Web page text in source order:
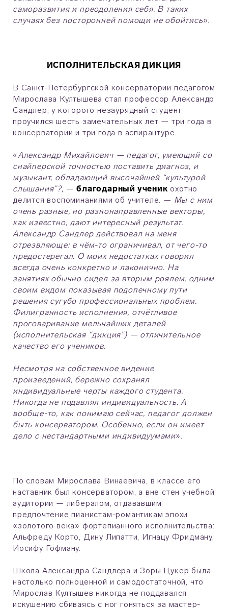
саморазвития и преодоления себя. В таких
случаях без посторонней помощи не обойтись».
ИСПОЛНИТЕЛЬСКАЯ ДИКЦИЯ
В Санкт-Петербургской консерватории педагогом
Мирослава Култышева стал профессор Александр
Сандлер, у которого незаурядный студент
проучился шесть замечательных лет — три года в
консерватории и три года в аспирантуре.
«Александр Михайлович — педагог, умеющий со
снайперской точностью поставить диагноз, и
музыкант, обладающий высочайшей “культурой
слышания”?, —благодарный ученикохотно
делится воспоминаниями об учителе. — Мы с ним
очень разные, но разнонаправленные векторы,
как известно, дают интересный результат.
Александр Сандлер действовал на меня
отрезвляюще: в чём-то ограничивал, от чего-то
предостерегал. О моих недостатках говорил
всегда очень конкретно и лаконично. На
занятиях обычно сидел за вторым роялем, одним
своим видом показывая подопечному пути
решения сугубо профессиональных проблем.
Филигранность исполнения, отчётливое
проговаривание мельчайших деталей
(исполнительская “дикция”) — отличительное
качество его учеников.
Несмотря на собственное видение
произведений, бережно сохранял
индивидуальные черты каждого студента.
Никогда не подавлял индивидуальность. А
вообще-то, как понимаю сейчас, педагог должен
быть консерватором. Особенно, если он имеет
дело с нестандартными индивидуумами».
По словам Мирослава Винаевича, в классе его
наставник был консерватором, а вне стен учебной
аудитории — либералом, отдававшим
предпочтение пианистам-романтикам эпохи
«золотого века» фортепианного исполнительства:
Альфреду Корто, Дину Липатти, Игнацу Фридману,
Иосифу Гофману.
Школа Александра Сандлера и Зоры Цукер была
настолько полноценной и самодостаточной, что
Мирослав Култышев никогда не поддавался
искушению сбиваясь с ног гоняться за мастер-